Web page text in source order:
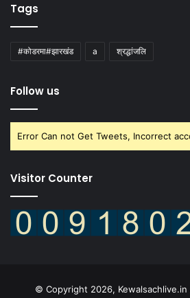
Tags
#कोडरमा#झारखंड a श्रद्धांजलि
Follow us
Error Can not Get Tweets, Incorrect
Visitor Counter
© Copyright 2026, Kewalsachlive.in